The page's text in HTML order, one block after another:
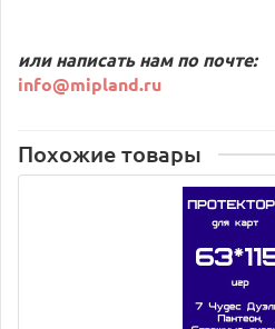
или написать нам по почте:
info@mipland.ru
Похожие товары